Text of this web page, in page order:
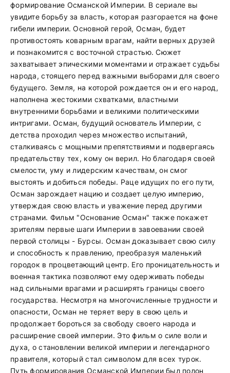
формирование Османской Империи. В сериале вы
увидите борьбу за власть, которая разгорается на фоне
гибели империи. Основной герой, Осман, будет
противостоять коварным врагам, найти верных друзей
и познакомится с восточной страстью. Сюжет
захватывает эпическими моментами и отражает судьбы
народа, стоящего перед важными выборами для своего
будущего. Земля, на которой рождается он и его народ,
наполнена жестокими схватками, властными
внутренними борьбами и великими политическими
интригами. Осман, будущий основатель Империи, с
детства проходил через множество испытаний,
сталкиваясь с мощными препятствиями и подвергаясь
предательству тех, кому он верил. Но благодаря своей
смелости, уму и лидерским качествам, он смог
выстоять и добиться победы. Раце идущих по его пути,
Осман зарождает нацию и создает целую империю,
утверждая свою власть и уважение перед другими
странами. Фильм "Основание Осман" также покажет
зрителям первые шаги Империи в завоевании своей
первой столицы - Бурсы. Осман доказывает свою силу
и способность к правлению, преобразуя маленький
городок в процветающий центр. Его проницательность и
военная тактика позволяют ему одерживать победы
над сильными врагами и расширять границы своего
государства. Несмотря на многочисленные трудности и
опасности, Осман не теряет веру в свою цель и
продолжает бороться за свободу своего народа и
расширение своей империи. Это фильм о силе воли и
духа, о становлении великой империи и легендарного
правителя, который стал символом для всех турок.
Путь формирования Османской Империи был полон